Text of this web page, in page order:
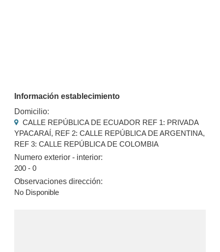
Información establecimiento
Domicilio:
CALLE REPÚBLICA DE ECUADOR REF 1: PRIVADA
YPACARAÍ, REF 2: CALLE REPÚBLICA DE ARGENTINA,
REF 3: CALLE REPÚBLICA DE COLOMBIA
Numero exterior - interior:
200 - 0
Observaciones dirección:
No Disponible